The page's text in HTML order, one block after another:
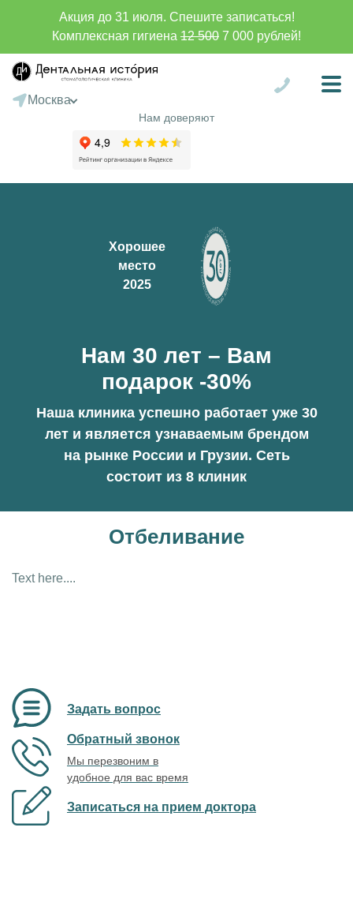
Акция до 31 июля. Спешите записаться!
Комплексная гигиена 12 500 7 000 рублей!
Москва
Нам доверяют
Хорошее
место
2025
Нам 30 лет – Вам
подарок -30%
Наша клиника успешно работает уже 30
лет и является узнаваемым брендом
на рынке России и Грузии. Сеть
состоит из 8 клиник
Отбеливание
Text here....
Задать вопрос
Обратный звонок
Мы перезвоним в
удобное для вас время
Записаться на прием доктора